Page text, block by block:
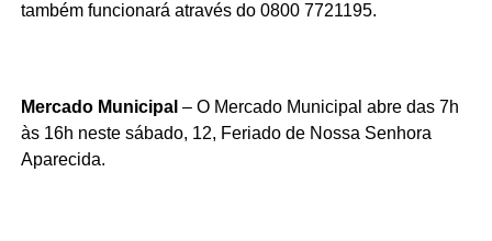
também funcionará através do 0800 7721195.
Mercado Municipal – O Mercado Municipal abre das 7h
às 16h neste sábado, 12, Feriado de Nossa Senhora
Aparecida.